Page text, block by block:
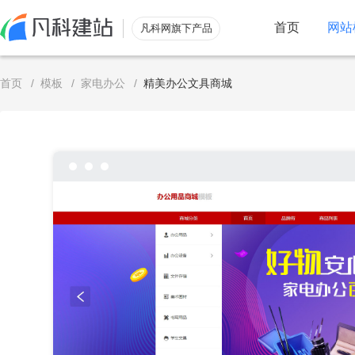
凡科网旗下产品 首页 网
首页 / 模板 / 家电办公 / 精美办公文具商城
服